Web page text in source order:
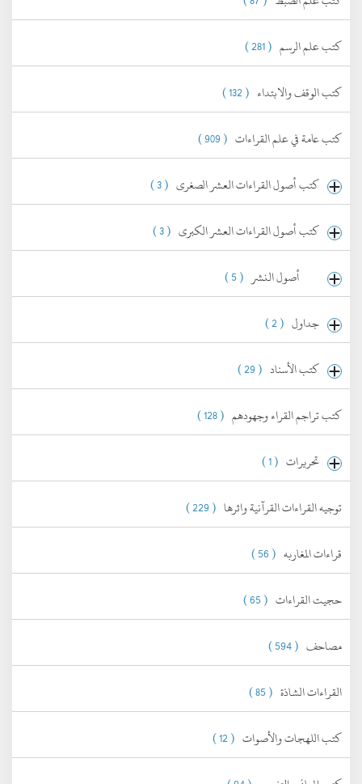
كتب علم الرسم ( 281 )
كتب الوقف والابتداء ( 132 )
كتب عامة في علم القراءات ( 909 )
كتب أصول القراءات العشر الصغرى ( 3 )
كتب أصول القراءات العشر الكبرى ( 3 )
أصول النشر ( 5 )
جداول ( 2 )
كتب الأسناد ( 29 )
كتب تراجم القراء وجهودهم ( 128 )
تحريرات ( 1 )
توجيه القراءات القرآنية واثرها ( 229 )
قراءات المغاربه ( 56 )
حجيت القراءات ( 65 )
مصاحف ( 594 )
القراءات الشاذة ( 85 )
كتب اللهجات والأصوات ( 12 )